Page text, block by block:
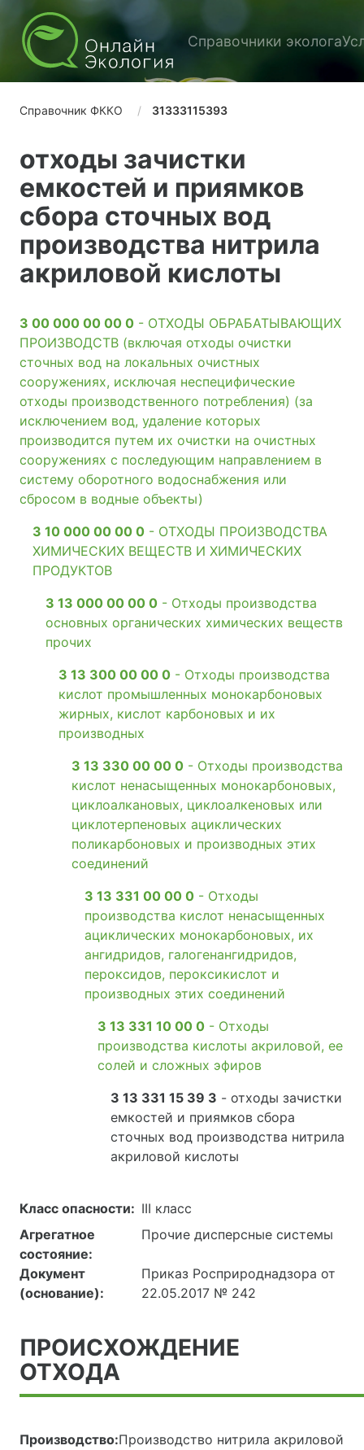
Справочники эколога
Справочник ФККО 31333115393
отходы зачистки
емкостей и приямков
сбора сточных вод
производства нитрила
акриловой кислоты
3 00 000 00 00 0 - ОТХОДЫ ОБРАБАТЫВАЮЩИХ
ПРОИЗВОДСТВ (включая отходы очистки
сточных вод на локальных очистных
сооружениях, исключая неспецифические
отходы производственного потребления) (за
исключением вод, удаление которых
производится путем их очистки на очистных
сооружениях с последующим направлением в
систему оборотного водоснабжения или
сбросом в водные объекты)
3 10 000 00 00 0 - ОТХОДЫ ПРОИЗВОДСТВА
ХИМИЧЕСКИХ ВЕЩЕСТВ И ХИМИЧЕСКИХ
ПРОДУКТОВ
3 13 000 00 00 0 - Отходы производства
основных органических химических веществ
прочих
3 13 300 00 00 0 - Отходы производства
кислот промышленных монокарбоновых
жирных, кислот карбоновых и их
производных
3 13 330 00 00 0 - Отходы производства
кислот ненасыщенных монокарбоновых,
циклоалкановых, циклоалкеновых или
циклотерпеновых ациклических
поликарбоновых и производных этих
соединений
3 13 331 00 00 0 - Отходы
производства кислот ненасыщенных
ациклических монокарбоновых, их
ангидридов, галогенангидридов,
пероксидов, пероксикислот и
производных этих соединений
3 13 331 10 00 0 - Отходы
производства кислоты акриловой, ее
солей и сложных эфиров
3 13 331 15 39 3 - отходы зачистки
емкостей и приямков сбора
сточных вод производства нитрила
акриловой кислоты
Класс опасности: III класс
Агрегатное
состояние:
Прочие дисперсные системы
Документ
(основание):
Приказ Росприроднадзора от
22.05.2017 № 242
ПРОИСХОЖДЕНИЕ
ОТХОДА
Производство:Производство нитрила акриловой